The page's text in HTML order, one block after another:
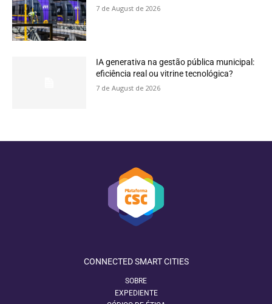
7 de August de 2026
IA generativa na gestão pública municipal:
eficiência real ou vitrine tecnológica?
7 de August de 2026
CONNECTED SMART CITIES
SOBRE
EXPEDIENTE